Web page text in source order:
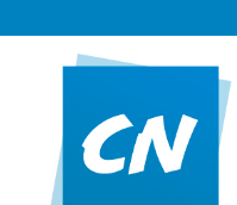
Une vie